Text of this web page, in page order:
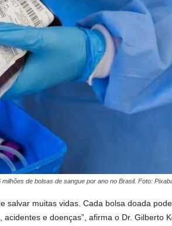
de bolsas de sangue por ano no Brasil. Foto:
salvar muitas vidas. Cada bolsa doada
e doenças”, afirma o Dr. Gilberto